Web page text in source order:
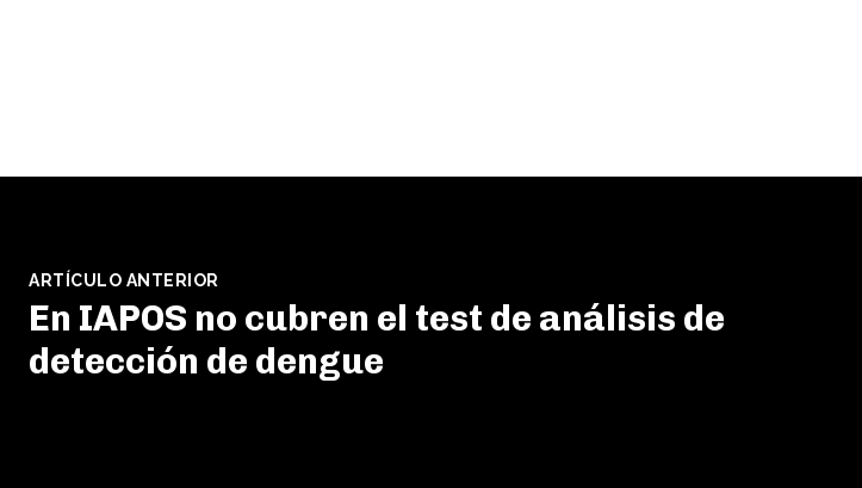
ARTÍCULO ANTERIOR
En IAPOS no cubren el test de análisis de
detección de dengue